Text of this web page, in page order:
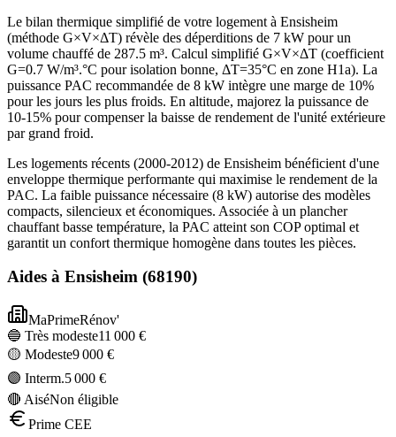
Le bilan thermique simplifié de votre logement à Ensisheim
(méthode G×V×ΔT) révèle des déperditions de 7 kW pour un
volume chauffé de 287.5 m³. Calcul simplifié G×V×ΔT (coefficient
G=0.7 W/m³.°C pour isolation bonne, ΔT=35°C en zone H1a). La
puissance PAC recommandée de 8 kW intègre une marge de 10%
pour les jours les plus froids. En altitude, majorez la puissance de
10-15% pour compenser la baisse de rendement de l'unité extérieure
par grand froid.
Les logements récents (2000-2012) de Ensisheim bénéficient d'une
enveloppe thermique performante qui maximise le rendement de la
PAC. La faible puissance nécessaire (8 kW) autorise des modèles
compacts, silencieux et économiques. Associée à un plancher
chauffant basse température, la PAC atteint son COP optimal et
garantit un confort thermique homogène dans toutes les pièces.
Aides à Ensisheim (68190)
MaPrimeRénov'
🔵 Très modeste11 000 €
🟡 Modeste9 000 €
🟣 Interm.5 000 €
🔴 AiséNon éligible
Prime CEE